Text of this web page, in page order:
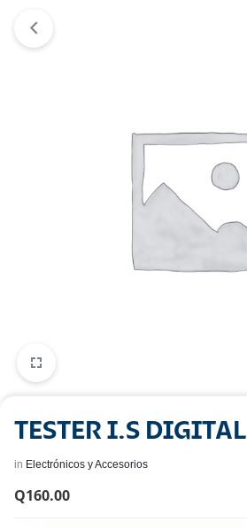
TESTER I.S DIGITAL
in Electrónicos y Accesorios
Q160.00